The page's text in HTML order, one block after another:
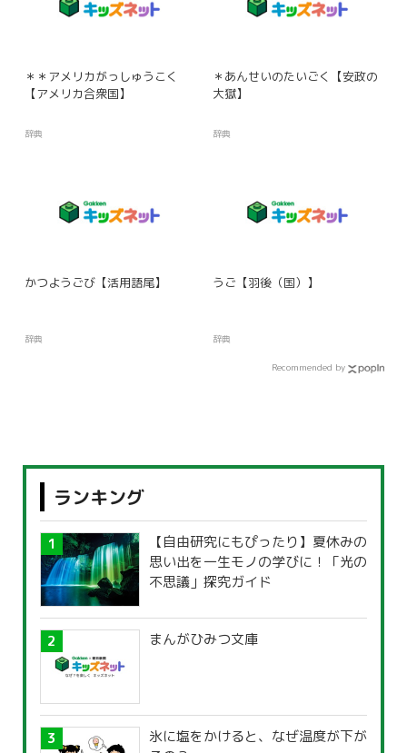
＊＊アメリカがっしゅうこく
【アメリカ合衆国】
辞典
＊あんせいのたいごく【安政の
大獄】
辞典
かつようごび【活用語尾】
辞典
うご【羽後（国）】
辞典
Recommended by
ランキング
【自由研究にもぴったり】夏休みの
思い出を一生モノの学びに！「光の
不思議」探究ガイド
まんがひみつ文庫
氷に塩をかけると、なぜ温度が下が